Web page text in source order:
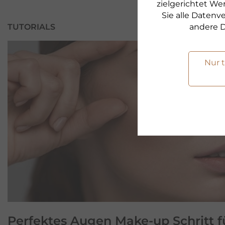
zielgerichtet
Sie alle
andere
Nur
TUTORIALS
Perfektes Augen Make-up Schritt